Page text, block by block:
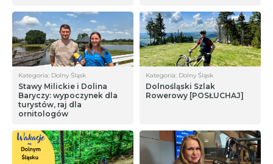
Kategoria: Dolny Śląsk
Stawy Milickie i Dolina
Baryczy: wypoczynek dla
turystów, raj dla
ornitologów
Kategoria: Dolny Śląsk
Dolnośląski Szlak
Rowerowy [POSŁUCHAJ]